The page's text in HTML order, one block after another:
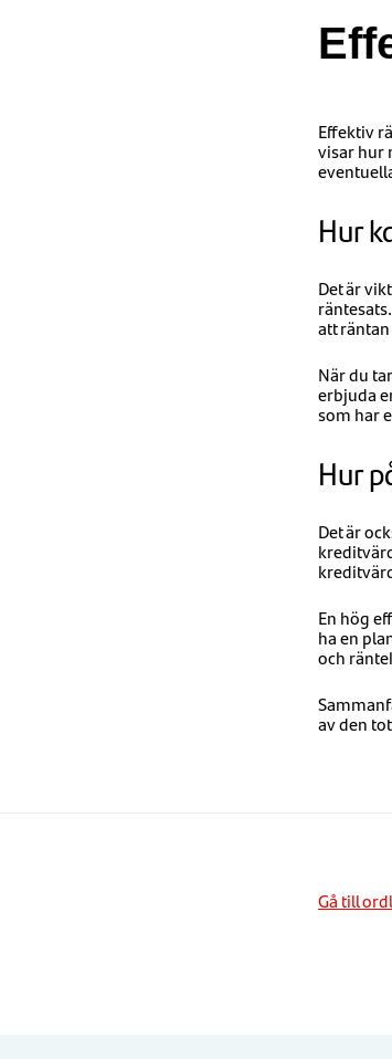
Effektiv
visar hur
Hur
Det är
att
När du
erbjuda
som har
Hur
Det är
En hög
ha en
och
av den
Gå till